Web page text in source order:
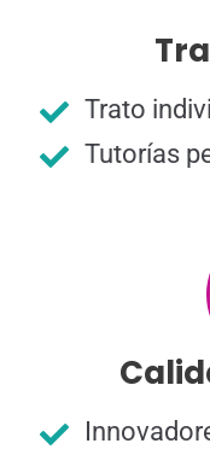
Trato
Tutorías